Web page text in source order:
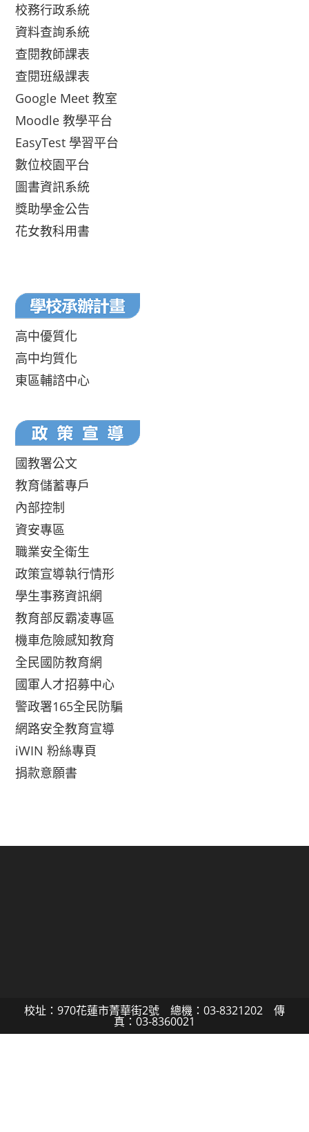
校務行政系統
資料查詢系統
查閱教師課表
查閱班級課表
Google Meet 教室
Moodle 教學平台
EasyTest 學習平台
數位校園平台
圖書資訊系統
獎助學金公告
花女教科用書
高中優質化
高中均質化
東區輔諮中心
國教署公文
教育儲蓄專戶
內部控制
資安專區
職業安全衛生
政策宣導執行情形
學生事務資訊網
教育部反霸凌專區
機車危險感知教育
全民國防教育網
國軍人才招募中心
警政署165全民防騙
網路安全教育宣導
iWIN 粉絲專頁
捐款意願書
校址：970花蓮市菁華街2號 總機：03-8321202 傳
真：03-8360021